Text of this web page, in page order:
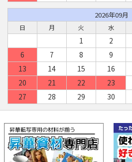
2026年09月
日 月 火 水
1 2
6
7 8 9
13
14 15 16
20
21 22 23
27
28 29 30